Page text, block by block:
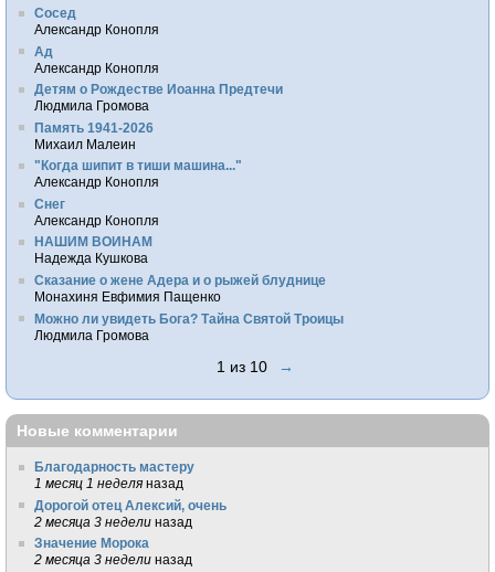
Сосед
Александр Конопля
Ад
Александр Конопля
Детям о Рождестве Иоанна Предтечи
Людмила Громова
Память 1941-2026
Михаил Малеин
"Когда шипит в тиши машина..."
Александр Конопля
Снег
Александр Конопля
НАШИМ ВОИНАМ
Надежда Кушкова
Сказание о жене Адера и о рыжей блуднице
Монахиня Евфимия Пащенко
Можно ли увидеть Бога? Тайна Святой Троицы
Людмила Громова
1 из 10 →
Новые комментарии
Благодарность мастеру
1 месяц 1 неделя назад
Дорогой отец Алексий, очень
2 месяца 3 недели назад
Значение Морока
2 месяца 3 недели назад